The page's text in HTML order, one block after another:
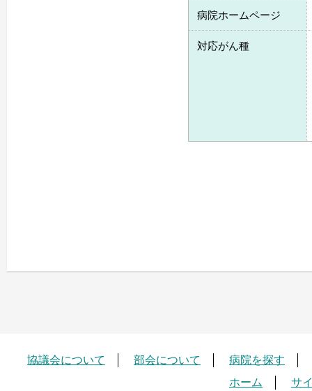
病院ホームページ
対応がん種
協議会について 部会について
病院を探す
ホーム
サ